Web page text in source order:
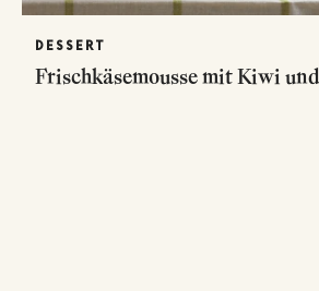
DESSERT
Frischkäsemousse mit Kiwi